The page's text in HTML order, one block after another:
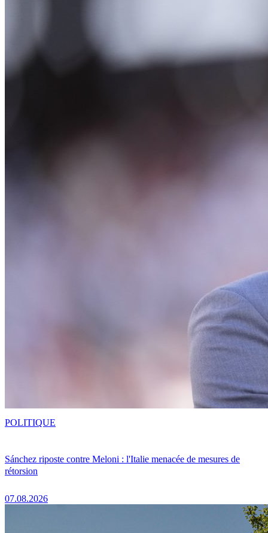
Sánchez riposte contre Meloni : l'Italie menacée de mesures de
rétorsion
07.08.2026
POLITIQUE